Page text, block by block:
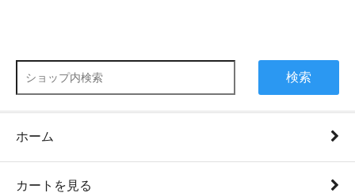
検索
ホーム
カートを見る